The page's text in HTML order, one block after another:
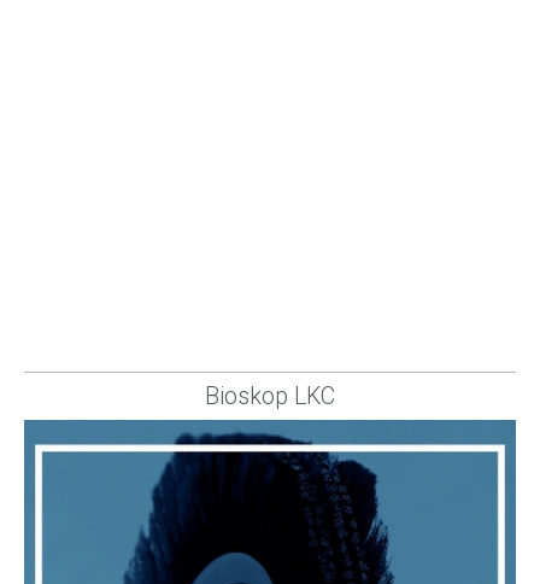
Bioskop LKC